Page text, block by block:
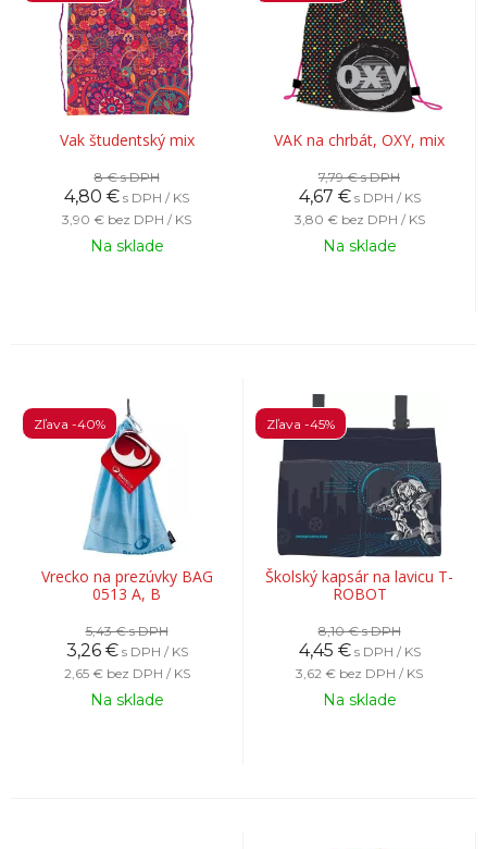
Vak študentský mix
8 €s DPH
4,80 € s DPH / KS
3,90 € bez DPH / KS
Na sklade
VAK na chrbát, OXY, mix
7,79 €s DPH
4,67 € s DPH / KS
3,80 € bez DPH / KS
Na sklade
Vrecko na prezúvky BAG
0513 A, B
Zľava -40%
5,43 €s DPH
3,26 € s DPH / KS
2,65 € bez DPH / KS
Na sklade
Školský kapsár na lavicu T-
ROBOT
Zľava -45%
8,10 €s DPH
4,45 € s DPH / KS
3,62 € bez DPH / KS
Na sklade